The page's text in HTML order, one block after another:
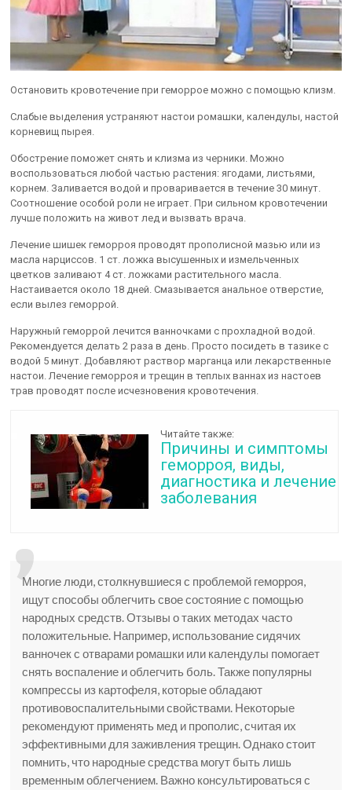
Остановить кровотечение при геморрое можно с помощью клизм.
Слабые выделения устраняют настои ромашки, календулы, настой
корневищ пырея.
Обострение поможет снять и клизма из черники. Можно
воспользоваться любой частью растения: ягодами, листьями,
корнем. Заливается водой и проваривается в течение 30 минут.
Соотношение особой роли не играет. При сильном кровотечении
лучше положить на живот лед и вызвать врача.
Лечение шишек геморроя проводят прополисной мазью или из
масла нарциссов. 1 ст. ложка высушенных и измельченных
цветков заливают 4 ст. ложками растительного масла.
Настаивается около 18 дней. Смазывается анальное отверстие,
если вылез геморрой.
Наружный геморрой лечится ванночками с прохладной водой.
Рекомендуется делать 2 раза в день. Просто посидеть в тазике с
водой 5 минут. Добавляют раствор марганца или лекарственные
настои. Лечение геморроя и трещин в теплых ваннах из настоев
трав проводят после исчезновения кровотечения.
Читайте также:
Причины и симптомы
геморроя, виды,
диагностика и лечение
заболевания
Многие люди, столкнувшиеся с проблемой геморроя,
ищут способы облегчить свое состояние с помощью
народных средств. Отзывы о таких методах часто
положительные. Например, использование сидячих
ванночек с отварами ромашки или календулы помогает
снять воспаление и облегчить боль. Также популярны
компрессы из картофеля, которые обладают
противовоспалительными свойствами. Некоторые
рекомендуют применять мед и прополис, считая их
эффективными для заживления трещин. Однако стоит
помнить, что народные средства могут быть лишь
временным облегчением. Важно консультироваться с